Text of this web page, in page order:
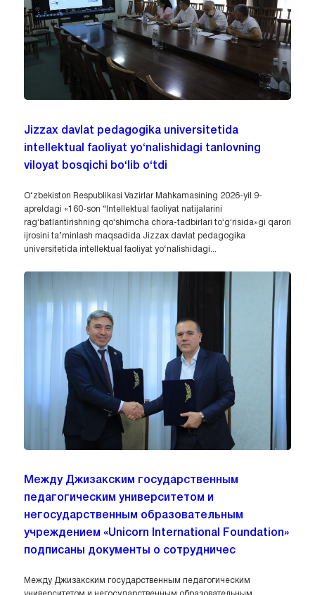
Jizzax davlat pedagogika universitetida
intellektual faoliyat yo‘nalishidagi tanlovning
viloyat bosqichi bo‘lib o‘tdi
O‘zbekiston Respublikasi Vazirlar Mahkamasining 2026-yil 9-
apreldagi «160-son “Intellektual faoliyat natijalarini
ragʻbatlantirishning qoʻshimcha chora-tadbirlari toʻgʻrisida»gi qarori
ijrosini ta’minlash maqsadida Jizzax davlat pedagogika
universitetida intellektual faoliyat yo‘nalishidagi...
Между Джизакским государственным
педагогическим университетом и
негосударственным образовательным
учреждением «Unicorn International Foundation»
подписаны документы о сотрудничес
Между Джизакским государственным педагогическим